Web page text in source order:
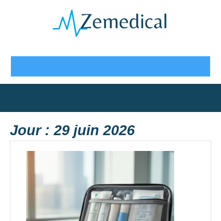
Button
Jour :29 juin 2026